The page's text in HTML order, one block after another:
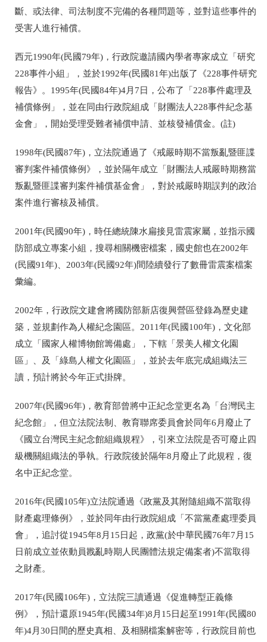
斷、或法律、司法制度不完備的各種問題等，並對這些事件的
受害人進行補償。
西元1990年(民國79年)，行政院邀請國內學者專家成立「研究
228事件小組」，並於1992年(民國81年)出版了《228事件研究
報告》。1995年(民國84年)4月7日，公布了「228事件處理及
補償條例」，並在同由行政院組成「財團法人228事件紀念基
金會」，開始受理受難者補償申請、並核發補償金。(註)
1998年(民國87年)，立法院通過了《戒嚴時期不當叛亂暨匪諜
審判案件補償條例》，並於隔年成立「財團法人戒嚴時期務當
叛亂暨匪諜審判案件補償基金會」，對於戒嚴時期誤判的政治
案件進行審核及補償。
2001年(民國90年)，時任總統陳水扁接見雷震家屬，並指示國
防部成立專案小組，搜尋相關機密檔案，國史館也在2002年
(民國91年)、2003年(民國92年)間陸續發行了數冊雷震案檔案
彙編。
2002年，行政院文建會將國防部新店復興營區登錄為歷史建
築，並規劃作為人權紀念園區。2011年(民國100年)，文化部
成立「國家人權博物館籌備處」，下轄「景美人權文化園
區」、及「綠島人權文化園區」，並於去年底完成組織法三
讀，預計將於今年正式掛牌。
2007年(民國96年)，教育部曾將中正紀念堂更名為「台灣民主
紀念館」，但立法院法制、教育聯席委員會於同年6月廢止了
《國立台灣民主紀念館組織規程》，引來立法院是否可廢止四
級機關組織法的爭執。行政院後於隔年8月廢止了此規程，復
名中正紀念堂。
2016年(民國105年)立法院通過《政黨及其附隨組織不當取得
財產處理條例》，並於同年由行政院組成「不當黨產處理委員
會」，追討從1945年8月15日起，政黨(於中華民國76年7月15
日前成立並依動員戡亂時期人民團體法規定備案者)不當取得
之財產。
2017年(民國106年)，立法院三讀通過《促進轉型正義條
例》，預計還原1945年(民國34年)8月15日起至1991年(民國80
年)4月30日間的歷史真相、及相關檔案解密等，行政院目前也